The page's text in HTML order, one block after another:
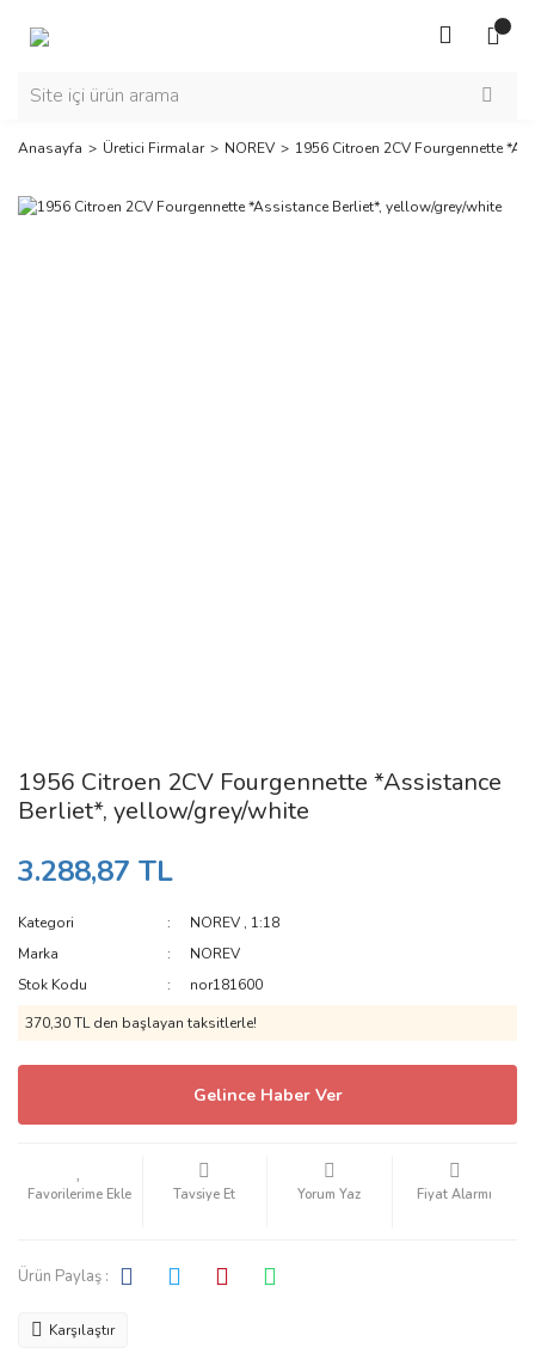
Anasayfa Üretici Firmalar NOREV 1956 Citroen 2CV Fourgennette
1956 Citroen 2CV Fourgennette *Assistance
Berliet*, yellow/grey/white
3.288,87 TL
Kategori NOREV , 1:18
Marka
NOREV
Stok Kodu
nor181600
370,30 TL den başlayan taksitlerle!
Gelince Haber Ver
Tavsiye Et Yorum Yaz Fiyat Alarmı
Ürün Paylaş :
Karşılaştır